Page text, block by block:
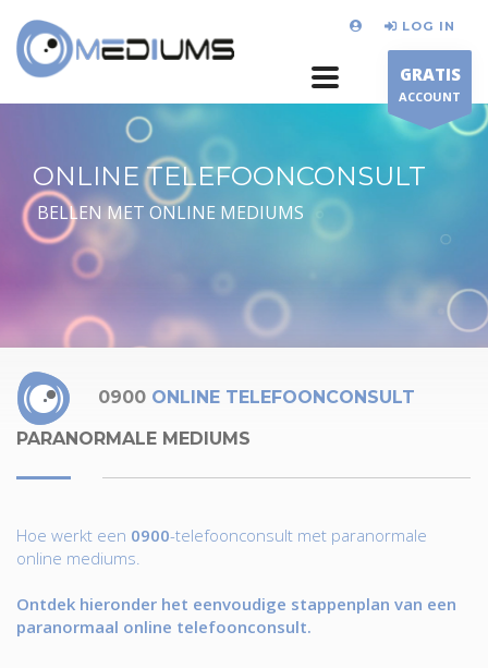
LOG IN
GRATIS
ACCOUNT
ONLINE TELEFOONCONSULT
BELLEN MET ONLINE MEDIUMS
0900 ONLINE TELEFOONCONSULT
PARANORMALE MEDIUMS
Hoe werkt een 0900-telefoonconsult met paranormale
online mediums.
Ontdek hieronder het eenvoudige stappenplan van een
paranormaal online telefoonconsult.